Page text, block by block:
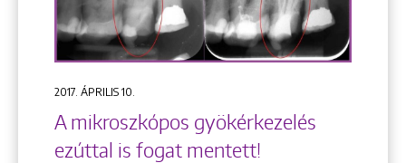
2017. ÁPRILIS 10.
A mikroszkópos gyökérkezelés
ezúttal is fogat mentett!